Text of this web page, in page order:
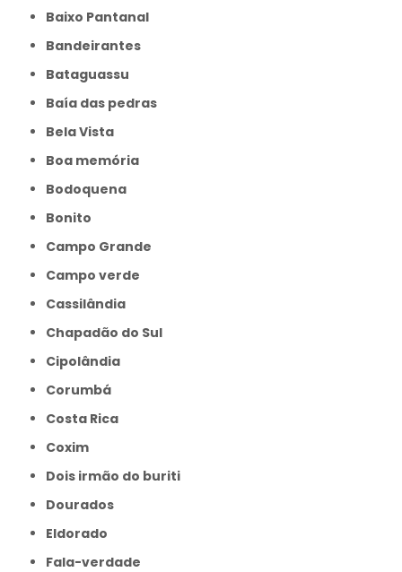
Baixo Pantanal
Bandeirantes
Bataguassu
Baía das pedras
Bela Vista
Boa memória
Bodoquena
Bonito
Campo Grande
Campo verde
Cassilândia
Chapadão do Sul
Cipolândia
Corumbá
Costa Rica
Coxim
Dois irmão do buriti
Dourados
Eldorado
Fala-verdade